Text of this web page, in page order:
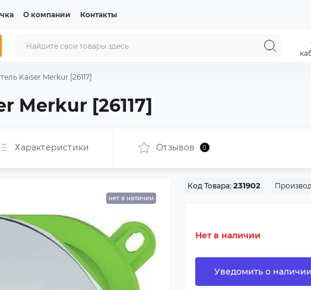
О компании Контакты
Kaiser Merkur [26117]
Merkur [26117]
Характеристики Отзывов 0
нет в наличии
Код Товара: 231902
Нет в наличии
Уведомить о